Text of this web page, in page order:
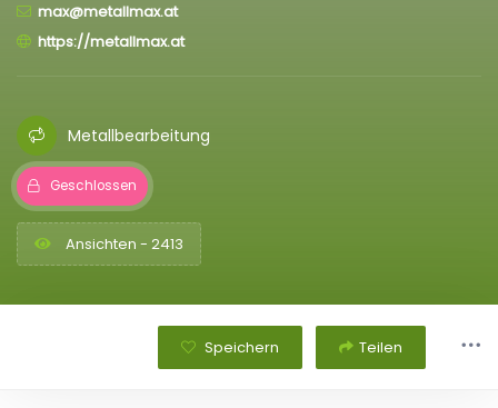
max@metallmax.at
https://metallmax.at
Metallbearbeitung
Geschlossen
Ansichten - 2413
Speichern Teilen